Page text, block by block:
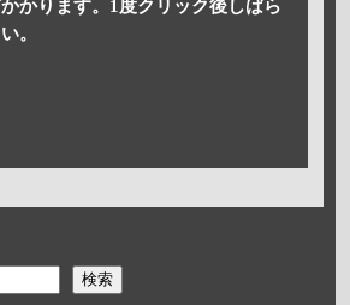
かります。1度クリック後しばら
。
検索